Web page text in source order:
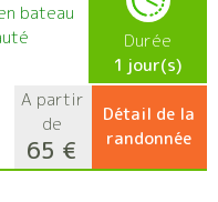
bateau
Durée
1 jour(s)
A partir
de
65 €
Détail de la
randonnée